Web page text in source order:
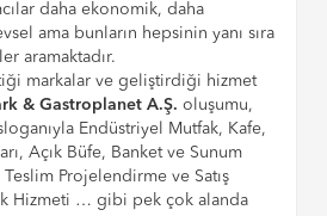
daha ekonomik, daha
ama bunların hepsinin yanı sıra
aramaktadır.
markalar ve geliştirdiği hizmet
& Gastroplanet A.Ş. oluşumu,
Endüstriyel Mutfak, Kafe,
Açık Büfe, Banket ve Sunum
Projelendirme ve Satış
Hizmeti … gibi pek çok alanda